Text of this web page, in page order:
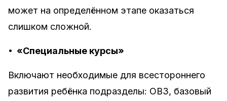
может на определённом этапе оказаться
слишком сложной.
• «Специальные курсы»
Включают необходимые для всестороннего
развития ребёнка подразделы: ОВЗ, базовый